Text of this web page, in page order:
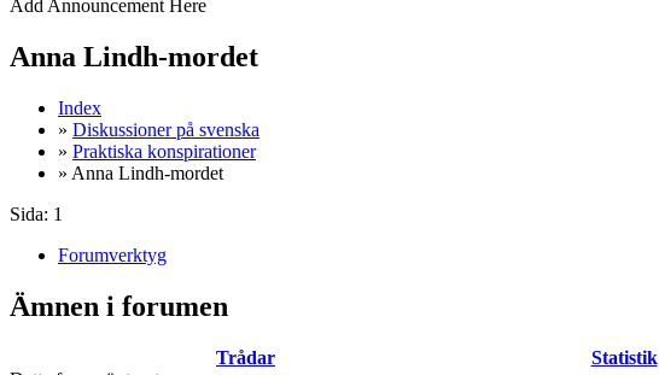
Add Announcement Here
Anna Lindh-mordet
Index
» Diskussioner på svenska
» Praktiska konspirationer
» Anna Lindh-mordet
Sida: 1
Forumverktyg
Ämnen i forumen
Trådar Statistik